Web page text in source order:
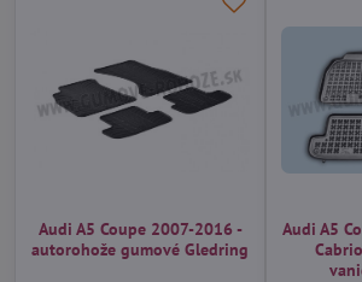
Audi A5 Coupe 2007-2016 -
autorohože gumové Gledring
Audi A5